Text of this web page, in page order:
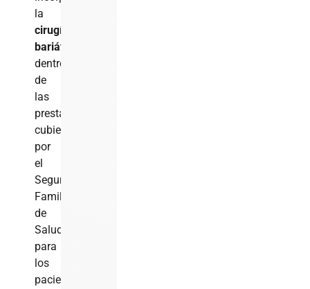
la
cirugía
bariátrica
dentro
de
las
prestaciones
cubiertas
por
el
Seguro
Familiar
de
Salud
para
los
pacientes